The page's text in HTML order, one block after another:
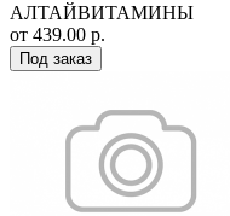
АЛТАЙВИТАМИНЫ
от 439.00 р.
Под заказ